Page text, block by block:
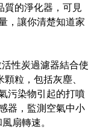
質的淨化器，可見
，讓你清楚知道家
性炭過濾器結合使
粒，包括灰塵、
污染物引起的打噴
器，監測空氣中小
扇轉速。